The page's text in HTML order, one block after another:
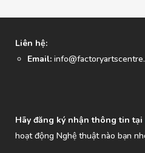
Liên hệ:
Email:
Hãy đăng ký nhận thông tin tại
hoạt động Nghệ thuật nào bạn